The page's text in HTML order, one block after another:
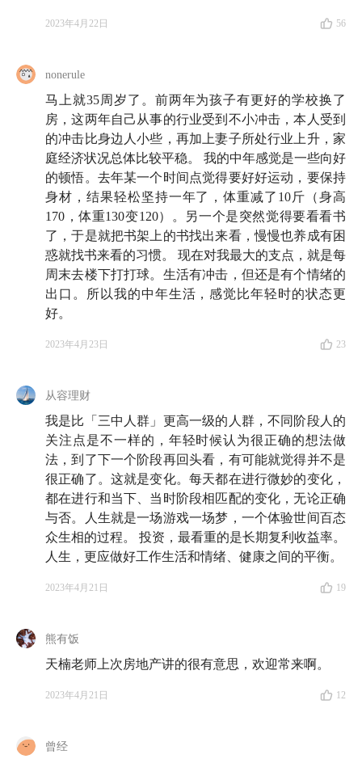
🍶 本期嘉宾
杨天楠 ：资深财经媒体人。现任「远川研究所」副总经
理，曾在第一财经从事过包括广播主持、编辑记者、导
演和内容运营等各类岗位。远川研究所是一家服务于大
众的独立财经智库，旗下拥有以「饭统戴老板」为代表
的财经媒体矩阵。
🗺️ 收听指南
引子
00:28「三中人群」是什么？
04:14为什么会想聊这个主题？
08:17回顾过去二十年，三中人群经历了怎样的时代变
迁、怎样的行业周期变化？
12:07着眼当下，中年人需要同时面对三个挑战：经济
下行、行业转型、 个人能力下滑
17:54中年人的松弛感是如何消失的？一方面，家中老
18:21放下嘛，你不可能把所有事情都做好
人都在同时抛 5 个球：工作、生活、朋友、健康、活力
20:18和父母辈相比，现在的中青年人面临的压力大不
式和期待
2023年4月22日 56
nonerule
马上就35周岁了。前两年为孩子有更好的学校换了
房，这两年自己从事的行业受到不小冲击，本人受到
的冲击比身边人小些，再加上妻子所处行业上升，家
庭经济状况总体比较平稳。 我的中年感觉是一些向好
的顿悟。去年某一个时间点觉得要好好运动，要保持
身材，结果轻松坚持一年了，体重减了10斤（身高
170，体重130变120）。另一个是突然觉得要看看书
了，于是就把书架上的书找出来看，慢慢也养成有困
惑就找书来看的习惯。 现在对我最大的支点，就是每
周末去楼下打打球。生活有冲击，但还是有个情绪的
出口。所以我的中年生活，感觉比年轻时的状态更
好。
2023年4月23日 23
从容理财
我是比「三中人群」更高一级的人群，不同阶段人的
关注点是不一样的，年轻时候认为很正确的想法做
法，到了下一个阶段再回头看，有可能就觉得并不是
很正确了。这就是变化。每天都在进行微妙的变化，
都在进行和当下、当时阶段相匹配的变化，无论正确
与否。人生就是一场游戏一场梦，一个体验世间百态
众生相的过程。 投资，最看重的是长期复利收益率。
人生，更应做好工作生活和情绪、健康之间的平衡。
2023年4月21日 19
熊有饭
天楠老师上次房地产讲的很有意思，欢迎常来啊。
2023年4月21日 12
曾经